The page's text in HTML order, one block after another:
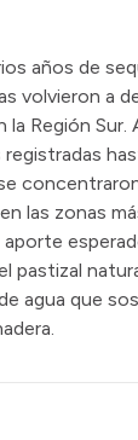
años de
volvieron a
Región Sur.
las zonas
pastizal
agua que